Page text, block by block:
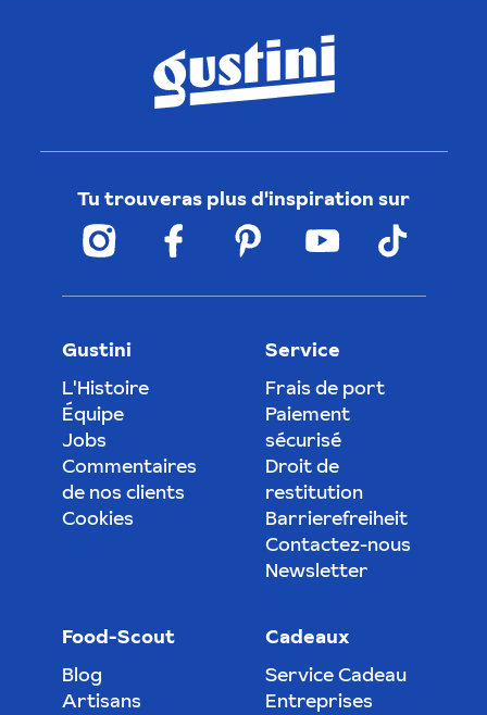
Tu trouveras plus d'inspiration sur
Gustini
L'Histoire
Équipe
Jobs
Commentaires
de nos clients
Cookies
Service
Frais de port
Paiement
sécurisé
Droit de
restitution
Barrierefreiheit
Contactez-nous
Newsletter
Food-Scout
Blog
Artisans
Cadeaux
Service Cadeau
Entreprises